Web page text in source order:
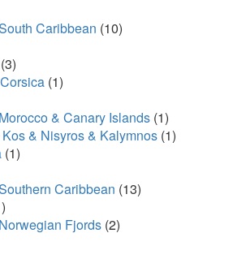
Caribbean (10)
(3)
(1)
& Canary Islands (1)
& Nisyros & Kalymnos (1)
(1)
Caribbean (13)
Fjords (2)